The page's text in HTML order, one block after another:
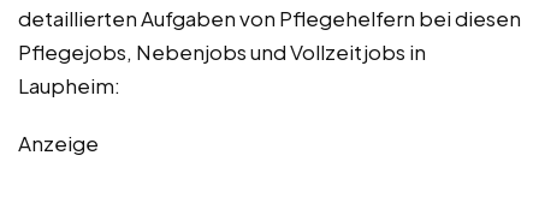
detaillierten Aufgaben von Pflegehelfern bei diesen
Pflegejobs, Nebenjobs und Vollzeitjobs in
Laupheim:
Anzeige